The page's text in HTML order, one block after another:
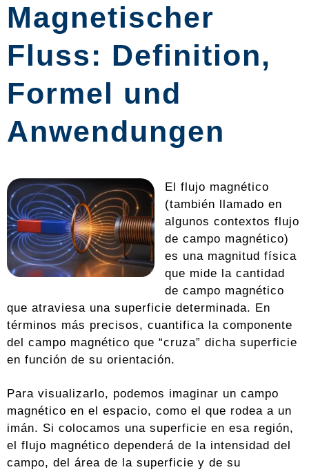
Magnetischer
Fluss: Definition,
Formel und
Anwendungen
El flujo magnético
(también llamado en
algunos contextos flujo
de campo magnético)
es una magnitud física
que mide la cantidad
de campo magnético
que atraviesa una superficie determinada. En
términos más precisos, cuantifica la componente
del campo magnético que “cruza” dicha superficie
en función de su orientación.
Para visualizarlo, podemos imaginar un campo
magnético en el espacio, como el que rodea a un
imán. Si colocamos una superficie en esa región,
el flujo magnético dependerá de la intensidad del
campo, del área de la superficie y de su